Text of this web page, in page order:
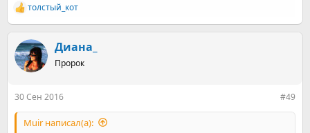
Р
е
к
ц
и
толстый_кот
Диана_
Пророк
30 Сен 2016 #49
Muir написал(а):